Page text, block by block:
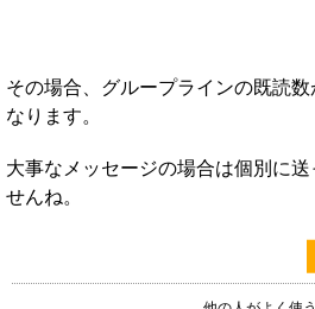
その場合、グループラインの既読
なります。
大事なメッセージの場合は個別に
せんね。